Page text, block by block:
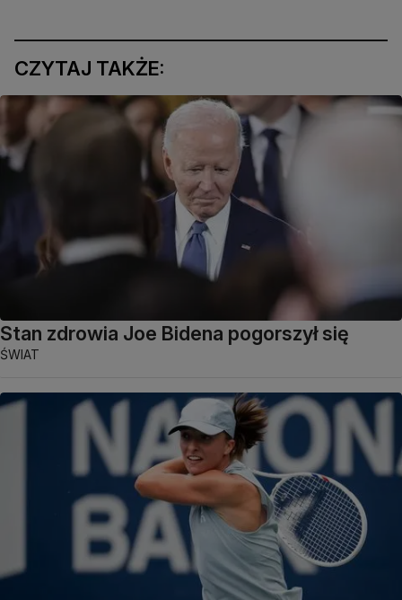
CZYTAJ TAKŻE:
Stan zdrowia Joe Bidena pogorszył się
ŚWIAT